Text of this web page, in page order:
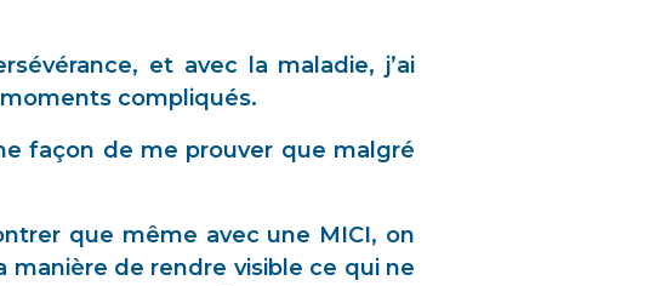
et avec la maladie, j’ai
compliqués.
façon de me prouver que malgré
que même avec une MICI, on
manière de rendre visible ce qui ne